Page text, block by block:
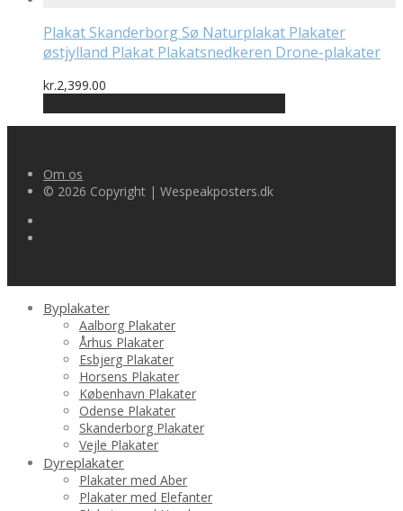
Plakat Skanderborg Sø Naturplakat Plakater
østjylland Plakat Plakatsnedkeren Drone-plakater
kr.2,399.00
Om os
© 2026 Copyright | Wespeakposters.dk
Byplakater
Aalborg Plakater
Århus Plakater
Esbjerg Plakater
Horsens Plakater
København Plakater
Odense Plakater
Skanderborg Plakater
Vejle Plakater
Dyreplakater
Plakater med Aber
Plakater med Elefanter